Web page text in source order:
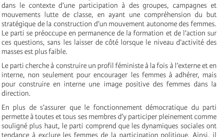
dans le contexte d’une participation à des groupes, campagnes et
mouvements lutte de classe, en ayant une compréhension du but
stratégique de la construction d’un mouvement autonome des femmes.
Le parti se préoccupe en permanence de la formation et de l’action sur
ces questions, sans les laisser de côté lorsque le niveau d’activité des
masses est plus faible.
Le parti cherche à construire un profil féministe à la fois à l’externe et en
interne, non seulement pour encourager les femmes à adhérer, mais
pour construire en interne une image positive des femmes dans la
direction.
En plus de s’assurer que le fonctionnement démocratique du parti
permette à toutes et tous ses membres d’y participer pleinement comme
souligné plus haut, le parti comprend que les dynamiques sociales ont
tendance à exclure les femmes de la participation politique. Ainsi, il